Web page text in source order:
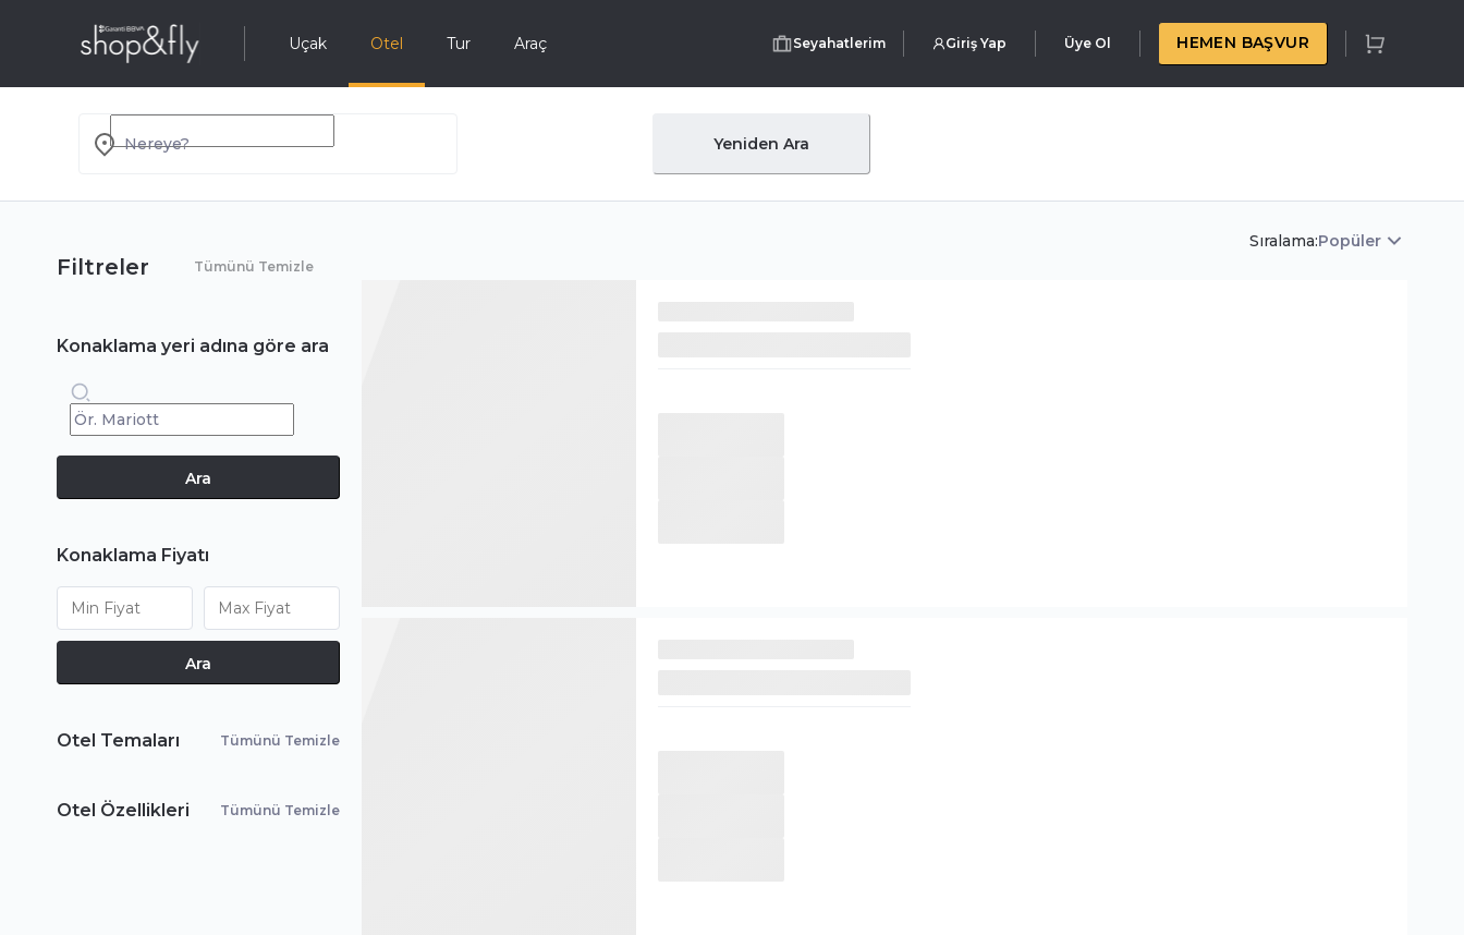
Uçak Otel Tur Araç Seyahatlerim Giriş Yap Üye Ol HEMEN BAŞVUR
Nereye? Yeniden Ara
Filtreler Tümünü Temizle
Konaklama yeri adına göre ara
Ara
Konaklama Fiyatı
Ara
Otel Temaları Tümünü Temizle
Otel Özellikleri Tümünü Temizle
Sıralama:Popüler